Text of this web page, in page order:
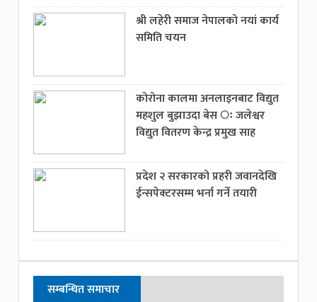
श्री लहेरी समाज नेपालको नयां कार्य
समिति चयन
कोरोना कालमा अनलाइनबाट विद्युत
महशुल बुझाउदा बेस ः जलेश्वर
विद्युत वितरण केन्द्र प्रमुख साह
प्रदेश २ सरकारको प्रहरी जवानदेखि
ईन्सपेक्टरसम्म भर्ना गर्ने तयारी
सम्बन्धित समाचार